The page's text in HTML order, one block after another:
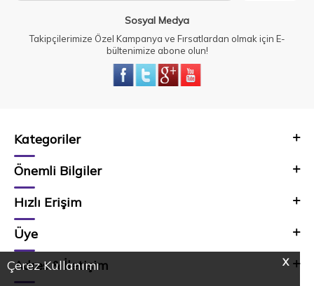
X
Çerez Kullanımı
Sosyal Medya
Takipçilerimize Özel Kampanya ve Fırsatlardan olmak için E-
bültenimize abone olun!
Kategoriler
Önemli Bilgiler
Hızlı Erişim
Üye
Adres & İletişim